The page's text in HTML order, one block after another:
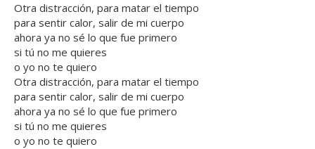
Otra distracción, para matar el tiempo
para sentir calor, salir de mi cuerpo
ahora ya no sé lo que fue primero
si tú no me quieres
o yo no te quiero
Otra distracción, para matar el tiempo
para sentir calor, salir de mi cuerpo
ahora ya no sé lo que fue primero
si tú no me quieres
o yo no te quiero